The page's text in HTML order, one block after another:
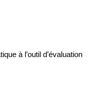
à l’outil d’évaluation